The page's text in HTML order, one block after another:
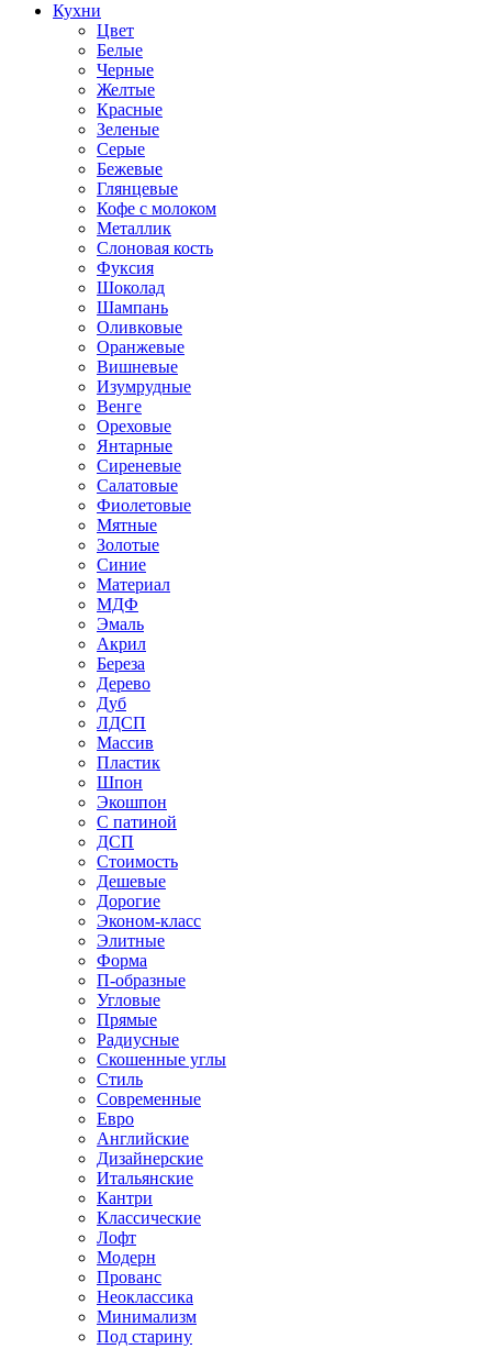
Кухни
Цвет
Белые
Черные
Желтые
Красные
Зеленые
Серые
Бежевые
Глянцевые
Кофе с молоком
Металлик
Слоновая кость
Фуксия
Шоколад
Шампань
Оливковые
Оранжевые
Вишневые
Изумрудные
Венге
Ореховые
Янтарные
Сиреневые
Салатовые
Фиолетовые
Мятные
Золотые
Синие
Материал
МДФ
Эмаль
Акрил
Береза
Дерево
Дуб
ЛДСП
Массив
Пластик
Шпон
Экошпон
С патиной
ДСП
Стоимость
Дешевые
Дорогие
Эконом-класс
Элитные
Форма
П-образные
Угловые
Прямые
Радиусные
Скошенные углы
Стиль
Современные
Евро
Английские
Дизайнерские
Итальянские
Кантри
Классические
Лофт
Модерн
Прованс
Неоклассика
Минимализм
Под старину